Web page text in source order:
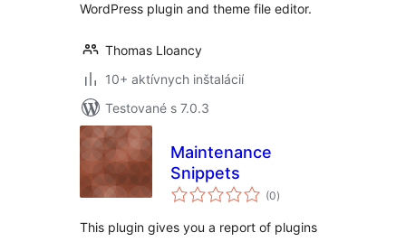
WordPress plugin and theme file editor.
Thomas Lloancy
10+ aktívnych inštalácií
Testované s 7.0.3
Maintenance
Snippets
(0celkové
hodnotenie
)
This plugin gives you a report of plugins